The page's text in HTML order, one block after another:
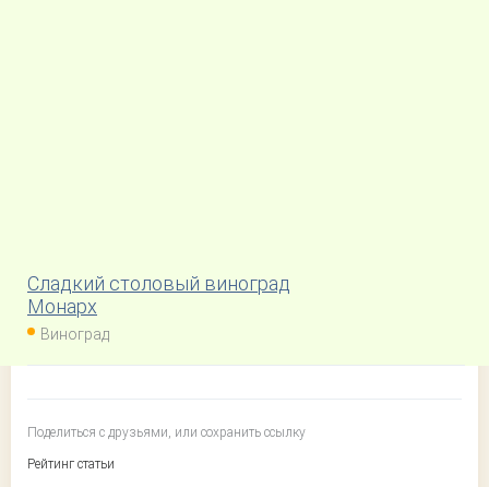
Сладкий столовый виноград
Монарх
Виноград
Поделиться с друзьями, или сохранить ссылку
Рейтинг статьи